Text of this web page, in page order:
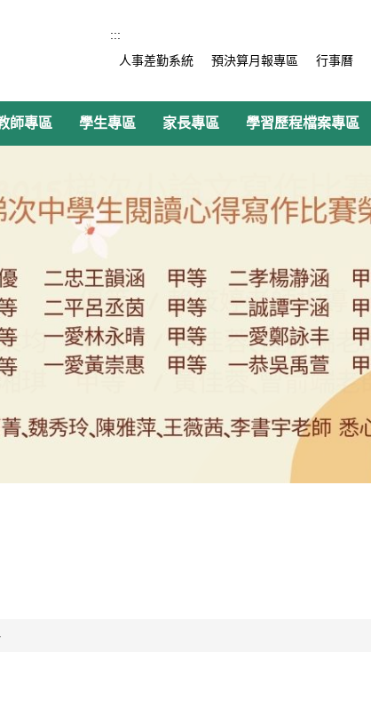
:::
人事差勤系統
預決算月報專區 行事曆
師專區 學生專區 家長專區 學習歷程檔案專區